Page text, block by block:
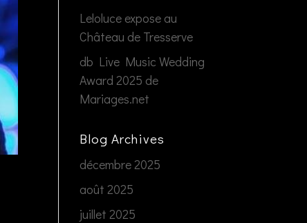
Leloluce expose au
Château de Tresserve
db Live Music Wedding
Award 2025 de
Mariages.net
Blog Archives
décembre 2025
août 2025
juillet 2025